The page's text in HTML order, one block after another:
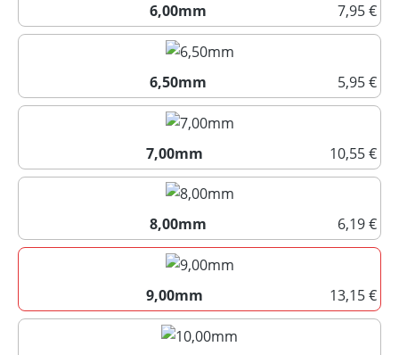
6,00mm
7,95 €
6,00mm
6,50mm
5,95 €
6,50mm
7,00mm
10,55 €
7,00mm
8,00mm
6,19 €
8,00mm
9,00mm
13,15 €
9,00mm